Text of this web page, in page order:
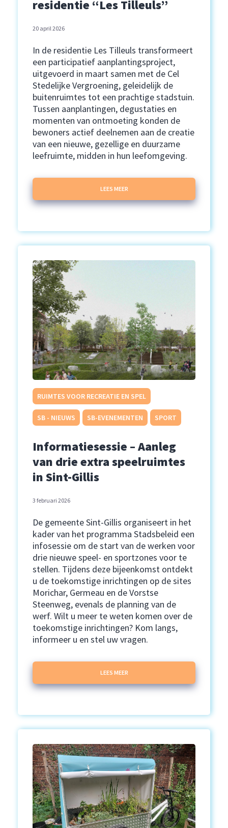
residentie “Les Tilleuls”
20 april 2026
In de residentie Les Tilleuls transformeert
een participatief aanplantingsproject,
uitgevoerd in maart samen met de Cel
Stedelijke Vergroening, geleidelijk de
buitenruimtes tot een prachtige stadstuin.
Tussen aanplantingen, degustaties en
momenten van ontmoeting konden de
bewoners actief deelnemen aan de creatie
van een nieuwe, gezellige en duurzame
leefruimte, midden in hun leefomgeving.
LEES MEER
RUIMTES VOOR RECREATIE EN SPEL
SB - NIEUWS SB-EVENEMENTEN SPORT
Informatiesessie – Aanleg
van drie extra speelruimtes
in Sint-Gillis
3 februari 2026
De gemeente Sint-Gillis organiseert in het
kader van het programma Stadsbeleid een
infosessie om de start van de werken voor
drie nieuwe speel- en sportzones voor te
stellen. Tijdens deze bijeenkomst ontdekt
u de toekomstige inrichtingen op de sites
Morichar, Germeau en de Vorstse
Steenweg, evenals de planning van de
werf. Wilt u meer te weten komen over de
toekomstige inrichtingen? Kom langs,
informeer u en stel uw vragen.
LEES MEER